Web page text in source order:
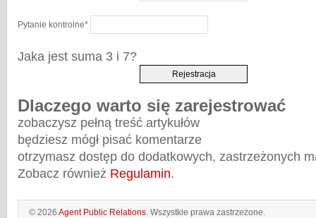
Pytanie kontrolne*
Jaka jest suma 3 i 7?
Dlaczego warto się zarejestrować
zobaczysz pełną treść artykułów
będziesz mógł pisać komentarze
otrzymasz dostęp do dodatkowych, zastrzeżonych
Zobacz również Regulamin.
© 2026 Agent Public Relations. Wszystkie prawa zastrzeżone.